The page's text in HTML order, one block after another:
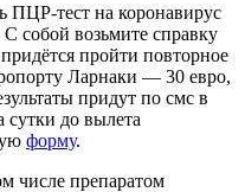
ПЦР-тест на коронавирус
С собой возьмите справку
пройти повторное
Ларнаки — 30 евро,
придут по смс в
сутки до вылета
форму.
числе препаратом